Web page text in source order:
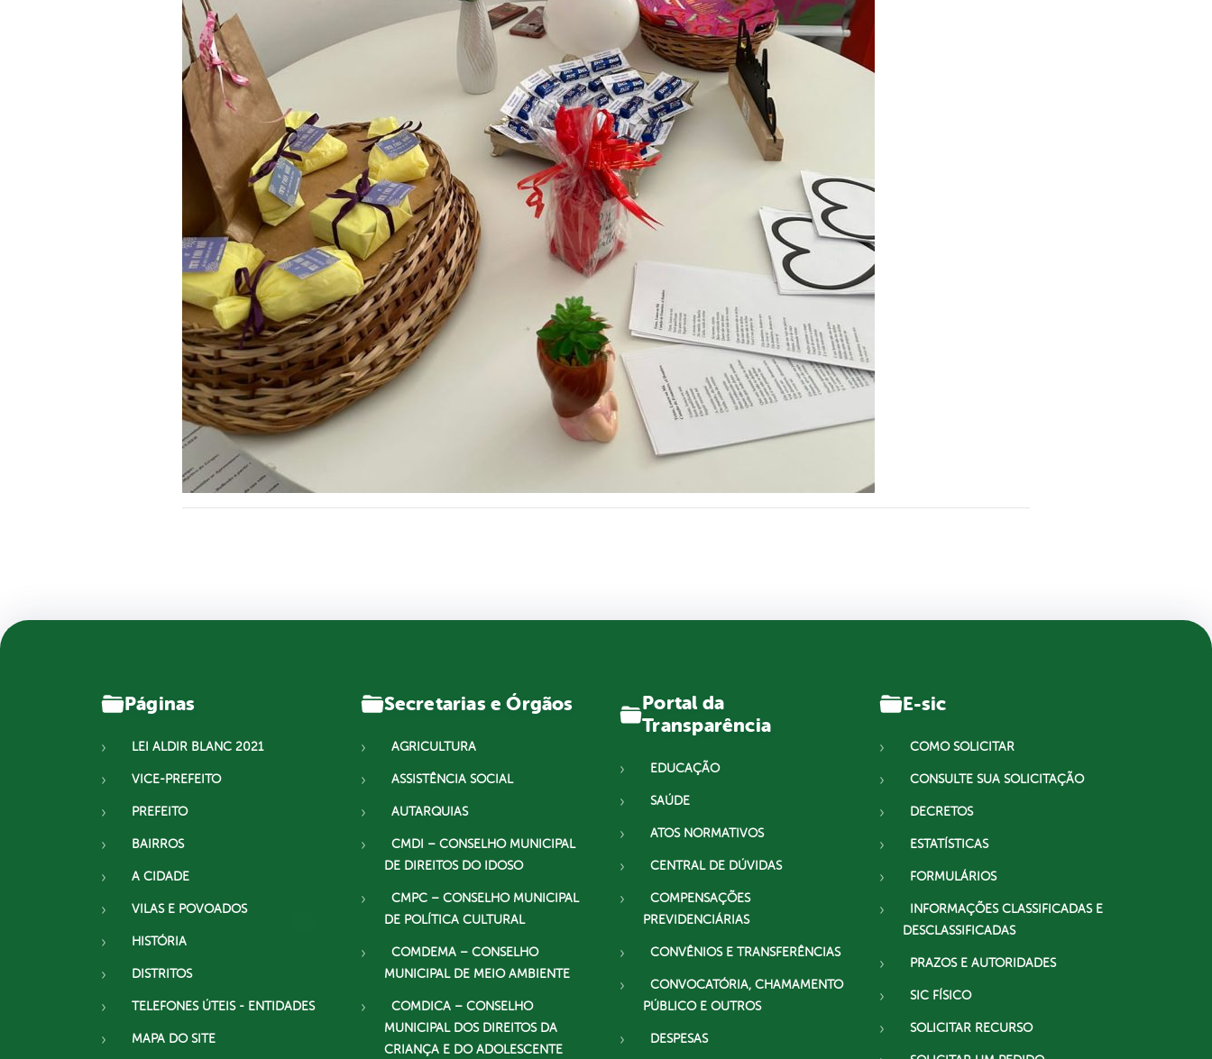
Páginas
LEI ALDIR BLANC 2021
VICE-PREFEITO
PREFEITO
BAIRROS
A CIDADE
VILAS E POVOADOS
HISTÓRIA
DISTRITOS
TELEFONES ÚTEIS - ENTIDADES
MAPA DO SITE
Secretarias e Órgãos
AGRICULTURA
ASSISTÊNCIA SOCIAL
AUTARQUIAS
CMDI – CONSELHO MUNICIPAL
DE DIREITOS DO IDOSO
CMPC – CONSELHO MUNICIPAL
DE POLÍTICA CULTURAL
COMDEMA – CONSELHO
MUNICIPAL DE MEIO AMBIENTE
COMDICA – CONSELHO
MUNICIPAL DOS DIREITOS DA
CRIANÇA E DO ADOLESCENTE
Portal da
Transparência
EDUCAÇÃO
SAÚDE
ATOS NORMATIVOS
CENTRAL DE DÚVIDAS
COMPENSAÇÕES
PREVIDENCIÁRIAS
CONVÊNIOS E TRANSFERÊNCIAS
CONVOCATÓRIA, CHAMAMENTO
PÚBLICO E OUTROS
DESPESAS
E-sic
COMO SOLICITAR
CONSULTE SUA SOLICITAÇÃO
DECRETOS
ESTATÍSTICAS
FORMULÁRIOS
INFORMAÇÕES CLASSIFICADAS E
DESCLASSIFICADAS
PRAZOS E AUTORIDADES
SIC FÍSICO
SOLICITAR RECURSO